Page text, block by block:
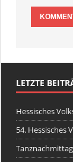
LETZTE
Hessisches
54. Hessisches
Tanznachmittag